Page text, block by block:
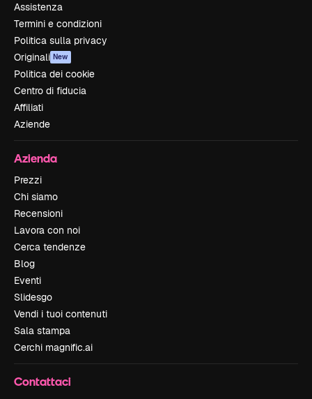
Assistenza
Termini e condizioni
Politica sulla privacy
Originali New
Politica dei cookie
Centro di fiducia
Affiliati
Aziende
Azienda
Prezzi
Chi siamo
Recensioni
Lavora con noi
Cerca tendenze
Blog
Eventi
Slidesgo
Vendi i tuoi contenuti
Sala stampa
Cerchi magnific.ai
Contattaci